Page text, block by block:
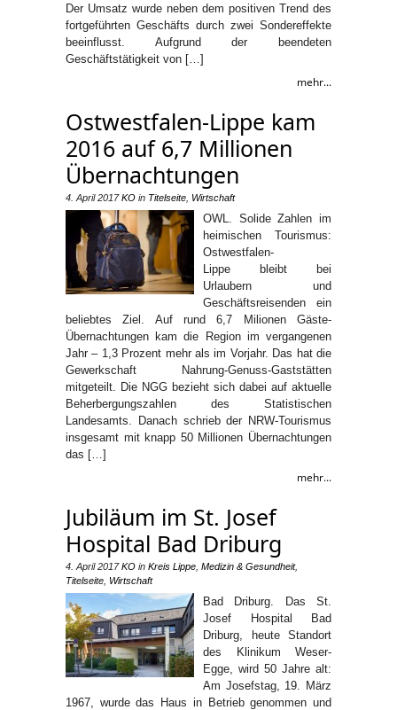
Der Umsatz wurde neben dem positiven Trend des
fortgeführten Geschäfts durch zwei Sondereffekte
beeinflusst. Aufgrund der beendeten
Geschäftstätigkeit von […]
mehr...
Ostwestfalen-Lippe kam
2016 auf 6,7 Millionen
Übernachtungen
4. April 2017 KO in Titelseite Wirtschaft
OWL. Solide Zahlen im
heimischen Tourismus:
Ostwestfalen-
Lippe bleibt bei
Urlaubern und
Geschäftsreisenden ein
beliebtes Ziel. Auf rund 6,7 Milionen Gäste-
Übernachtungen kam die Region im vergangenen
Jahr – 1,3 Prozent mehr als im Vorjahr. Das hat die
Gewerkschaft Nahrung-Genuss-Gaststätten
mitgeteilt. Die NGG bezieht sich dabei auf aktuelle
Beherbergungszahlen des Statistischen
Landesamts. Danach schrieb der NRW-Tourismus
insgesamt mit knapp 50 Millionen Übernachtungen
das […]
mehr...
Jubiläum im St. Josef
Hospital Bad Driburg
4. April 2017 KO in Kreis Lippe Medizin & Gesundheit,
Titelseite Wirtschaft
Bad Driburg. Das St.
Josef Hospital Bad
Driburg, heute Standort
des Klinikum Weser-
Egge, wird 50 Jahre alt:
Am Josefstag, 19. März
1967, wurde das Haus in Betrieb genommen und